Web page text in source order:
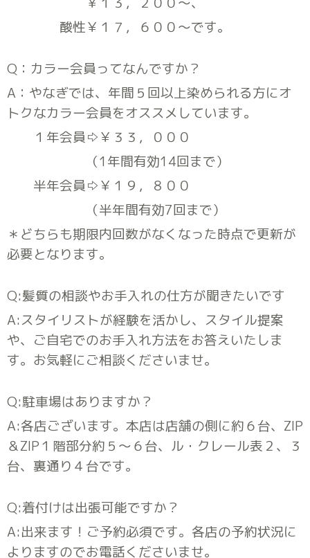
酸性￥１７，６００〜です。
Q：カラー会員ってなんですか？
A：やなぎでは、年間５回以上染められる方にオ
トクなカラー会員をオススメしています。
１年会員⇨￥３３，０００
（1年間有効14回まで）
半年会員⇨￥１９，８００
（半年間有効7回まで）
＊どちらも期限内回数がなくなった時点で更新が
必要となります。
Q:髪質の相談やお手入れの仕方が聞きたいです
A:スタイリストが経験を活かし、スタイル提案
や、ご自宅でのお手入れ方法をお答えいたしま
す。 お気軽にご相談くださいませ。
Q:駐車場はありますか？
A:各店ございます。 本店は店舗の側に約６台、ZIP
＆ZIP１階部分約５〜６台、 ル・クレール表２、３
台、裏通り４台です。
Q:着付けは出張可能ですか？
A:出来ます！ご予約必須です。各店の予約状況に
よりますのでお電話くださいませ。